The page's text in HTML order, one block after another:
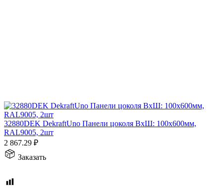
32880DEK DekraftUno Панели цоколя ВхШ: 100х600мм,
RAL9005, 2шт
2 867.29 ₽
Заказать